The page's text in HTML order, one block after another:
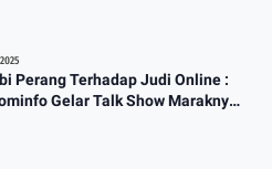
Perang Terhadap Judi Online :
Gelar Talk Show Maraknya